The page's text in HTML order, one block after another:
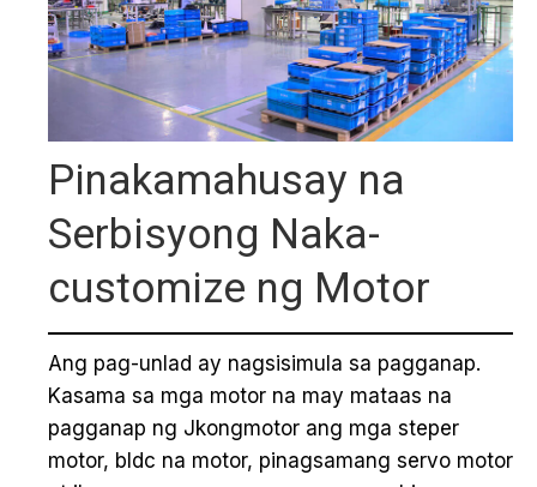
Pinakamahusay na
Serbisyong Naka-
customize ng Motor
Ang pag-unlad ay nagsisimula sa pagganap.
Kasama sa mga motor na may mataas na
pagganap ng Jkongmotor ang mga steper
motor, bldc na motor, pinagsamang servo motor